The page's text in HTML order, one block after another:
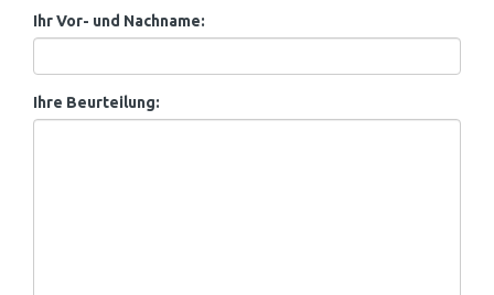
Ihr Vor- und Nachname:
Ihre Beurteilung: